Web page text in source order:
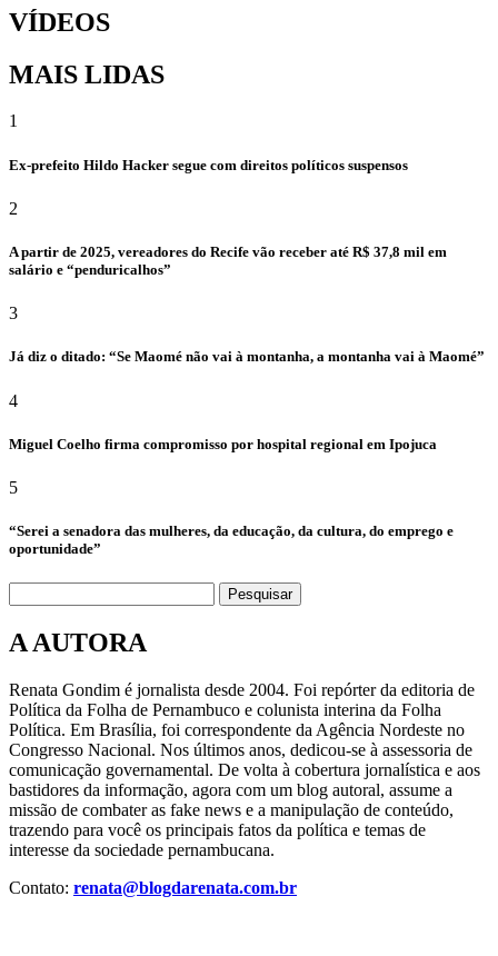
VÍDEOS
MAIS LIDAS
1
Ex-prefeito Hildo Hacker segue com direitos políticos suspensos
2
A partir de 2025, vereadores do Recife vão receber até R$ 37,8 mil em
salário e “penduricalhos”
3
Já diz o ditado: “Se Maomé não vai à montanha, a montanha vai à Maomé”
4
Miguel Coelho firma compromisso por hospital regional em Ipojuca
5
“Serei a senadora das mulheres, da educação, da cultura, do emprego e
oportunidade”
Pesquisar
A AUTORA
Renata Gondim é jornalista desde 2004. Foi repórter da editoria de
Política da Folha de Pernambuco e colunista interina da Folha
Política. Em Brasília, foi correspondente da Agência Nordeste no
Congresso Nacional. Nos últimos anos, dedicou-se à assessoria de
comunicação governamental. De volta à cobertura jornalística e aos
bastidores da informação, agora com um blog autoral, assume a
missão de combater as fake news e a manipulação de conteúdo,
trazendo para você os principais fatos da política e temas de
interesse da sociedade pernambucana.
Contato: renata@blogdarenata.com.br